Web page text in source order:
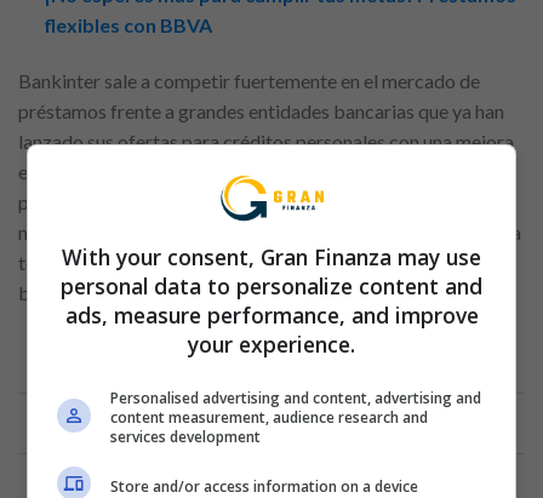
flexibles con BBVA
Bankinter sale a competir fuertemente en el mercado de
préstamos frente a grandes entidades bancarias que ya han
lanzado sus ofertas para créditos personales con una mejora
en las condiciones. Por ejemplo, CaixaBank anunció un
préstamo inmediato con intereses bajos y fácil de pagar,
mientras que BBVA lanzó esta semana un crédito rápido para
todos los usuarios, incluso para los que no son clientes del
banco.
Anuncio
With your consent, Gran Finanza may use
personal data to personalize content and
ads, measure performance, and improve
your experience.
Personalised advertising and content, advertising and
content measurement, audience research and
services development
Store and/or access information on a device